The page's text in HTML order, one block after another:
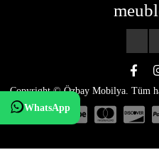
Copyright © Özbay Mobilya. Tüm
WhatsApp